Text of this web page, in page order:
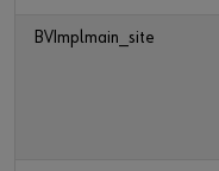
BVImplmain_site